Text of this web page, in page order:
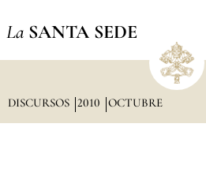
La SANTA SEDE
DISCURSOS 2010 OCTUBRE